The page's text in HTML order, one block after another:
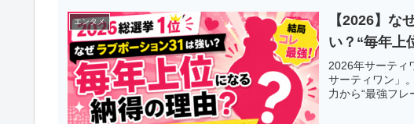
エンタメ
【2026】な
い？“毎年上
2026年サーティ
サーティワン」
力から“最強フレ